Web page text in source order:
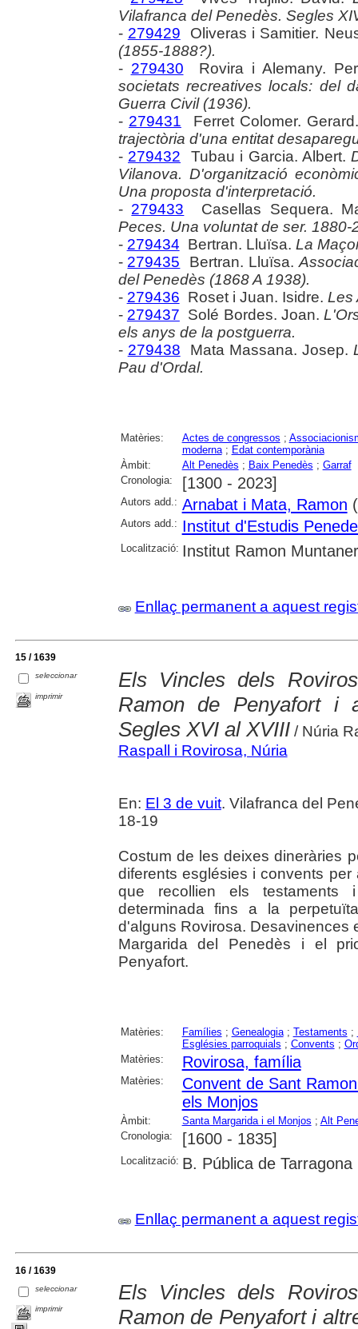
Vilafranca del Penedès. Segles
- 279429 Oliveras i Samitier.
(1855-1888?).
- 279430 Rovira i Alemany.
societats recreatives locals: del
Guerra Civil (1936).
- 279431 Ferret Colomer.
trajectòria d'una entitat
- 279432 Tubau i Garcia. Albert.
Vilanova. D'organització
Una proposta d'interpretació.
- 279433 Casellas Sequera.
Peces. Una voluntat de ser. 1880-
- 279434 Bertran. Lluïsa. La
- 279435 Bertran. Lluïsa.
del Penedès (1868 A 1938).
- 279436 Roset i Juan. Isidre. Les
- 279437 Solé Bordes. Joan.
els anys de la postguerra.
- 279438 Mata Massana. Josep.
Pau d'Ordal.
Matèries: Actes de congressos ;
moderna; Edat contemporània
Àmbit:
Alt Penedès ; Baix Penedès ; Garraf
Cronologia:
[1300 - 2023]
Autors add.: Arnabat i Mata, Ramon
Autors add.: Institut d'Estudis
Localització: Institut Ramon
Enllaç permanent a aquest
15 / 1639
seleccionar
imprimir
Els Vincles dels
Ramon de Penyafort i
Segles XVI al XVIII/ Núria
Raspall i Rovirosa, Núria
En: El 3 de vuit. Vilafranca del
18-19
Costum de les deixes dineràries
diferents esglésies i convents
que recollien els
determinada fins a la
d'alguns Rovirosa. Desavinences
Margarida del Penedès i el
Penyafort.
Matèries: Famílies ; Genealogia; Testaments ;
Esglésies parroquials ; Convents ;
Matèries:
Rovirosa, família
Matèries:
Convent de Sant
els Monjos
Àmbit: Santa Margarida i el Monjos ; Alt
Cronologia:
[1600 - 1835]
Localització: B. Pública de Tarragona
Enllaç permanent a aquest
16 / 1639
seleccionar
imprimir
Els Vincles dels
Ramon de Penyafort i